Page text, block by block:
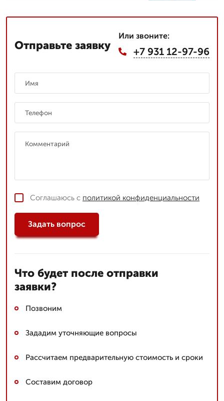
Отправьте заявку
Или звоните:
+7 931 12-97-96
Соглашаюсь с политикой конфиденциальности
Задать вопрос
Что будет после отправки
заявки?
Позвоним
Зададим уточняющие вопросы
Рассчитаем предварительную стоимость и сроки
Составим договор